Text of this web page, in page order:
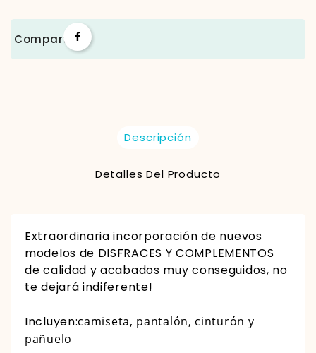
Compartir
Descripción
Detalles Del Producto
Extraordinaria incorporación de nuevos
modelos de DISFRACES Y COMPLEMENTOS
de calidad y acabados muy conseguidos, no
te dejará indiferente!
Incluyen:camiseta, pantalón, cinturón y
pañuelo